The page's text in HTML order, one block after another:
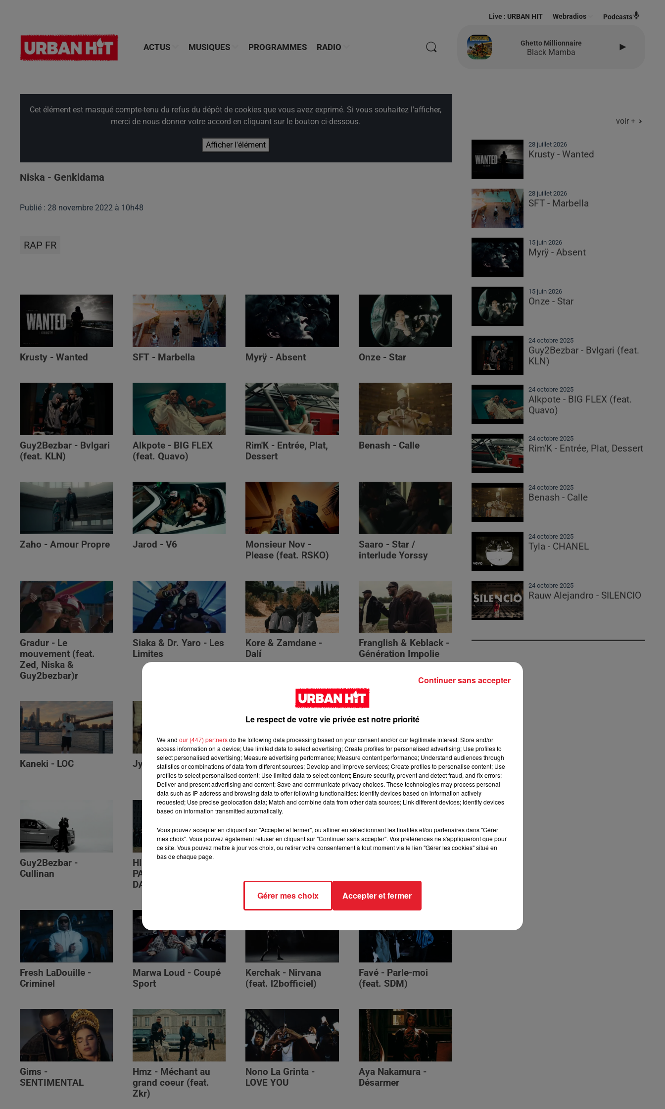
ACTUS MUSIQUES PROGRAMMES RADIO
Live : URBAN HIT Webradios Podcasts
Ghetto Millionnaire
Black Mamba
Cet élément est masqué compte-tenu du refus du dépôt de cookies que vous avez exprimé. Si vous souhaitez l'afficher,
merci de nous donner votre accord en cliquant sur le bouton ci-dessous.
Afficher l'élément
Niska - Genkidama
Publié : 28 novembre 2022 à 10h48
RAP FR
Krusty - Wanted SFT - Marbella Myrÿ - Absent Onze - Star
Guy2Bezbar - Bvlgari
(feat. KLN)
Alkpote - BIG FLEX
(feat. Quavo)
Rim'K - Entrée, Plat,
Dessert
Benash - Calle
Zaho - Amour Propre Jarod - V6
Monsieur Nov‬ -
Please (feat. RSKO)
Saaro - Star /
interlude Yorssy
Gradur - Le
mouvement (feat.
Zed, Niska &
Guy2bezbar)r
Siaka & Dr. Yaro - Les
Limites
Kore & Zamdane -
Dalí
Franglish & Keblack -
Génération Impolie
Kaneki - LOC Jyeuhair - AH BON Zed - Loyal
Guy2Bezbar - Big
mama
Guy2Bezbar -
Cullinan
HIMRA, NINHO, NO
PAIN NO GAIN -
DANS LE DOS
Gradur & Dadi)
Fresh LaDouille -
Criminel
Marwa Loud - Coupé
Sport
Kerchak - Nirvana
(feat. ‪l2bofficiel‬)
Favé - Parle-moi
(feat. SDM)
Gims -
SENTIMENTAL
Hmz - Méchant au
grand coeur (feat.
Zkr)
Nono La Grinta -
LOVE YOU
Aya Nakamura -
Désarmer
voir +
28 juillet 2026
Krusty - Wanted
28 juillet 2026
SFT - Marbella
15 juin 2026
Myrÿ - Absent
15 juin 2026
Onze - Star
24 octobre 2025
Guy2Bezbar - Bvlgari (feat.
KLN)
24 octobre 2025
Alkpote - BIG FLEX (feat.
Quavo)
24 octobre 2025
Rim'K - Entrée, Plat, Dessert
24 octobre 2025
Benash - Calle
24 octobre 2025
Tyla - CHANEL
24 octobre 2025
Rauw Alejandro - SILENCIO
Le respect de votre vie privée est notre priorité
We and our (447) partnersdo the following data processing based on your consent and/or our legitimate interest: Store and/or
access information on a device; Use limited data to select advertising; Create profiles for personalised advertising; Use profiles to
select personalised advertising; Measure advertising performance; Measure content performance; Understand audiences through
statistics or combinations of data from different sources; Develop and improve services; Create profiles to personalise content; Use
profiles to select personalised content; Use limited data to select content; Ensure security, prevent and detect fraud, and fix errors;
Deliver and present advertising and content; Save and communicate privacy choices. These technologies may process personal
data such as IP address and browsing data to offer following functionalities: Identify devices based on information actively
requested; Use precise geolocation data; Match and combine data from other data sources; Link different devices; Identify devices
based on information transmitted automatically.
Vous pouvez accepter en cliquant sur "Accepter et fermer", ou affiner en sélectionnant les finalités et/ou partenaires dans "Gérer
mes choix". Vous pouvez également refuser en cliquant sur "Continuer sans accepter". Vos préférences ne s'appliqueront que pour
ce site. Vous pouvez mettre à jour vos choix, ou retirer votre consentement à tout moment via le lien "Gérer les cookies" situé en
bas de chaque page.
Gérer mes choix Accepter et fermer
Continuer sans accepter